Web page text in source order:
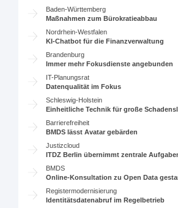
Baden-Württemberg
Maßnahmen zum Bürokratieabbau
Nordrhein-Westfalen
KI-Chatbot für die Finanzverwaltung
Brandenburg
Immer mehr Fokusdienste angebunden
IT-Planungsrat
Datenqualität im Fokus
Schleswig-Holstein
Einheitliche Technik für große
Barrierefreiheit
BMDS lässt Avatar gebärden
Justizcloud
ITDZ Berlin übernimmt zentrale
BMDS
Online-Konsultation zu Open Data
Registermodernisierung
Identitätsdatenabruf im Regelbetrieb